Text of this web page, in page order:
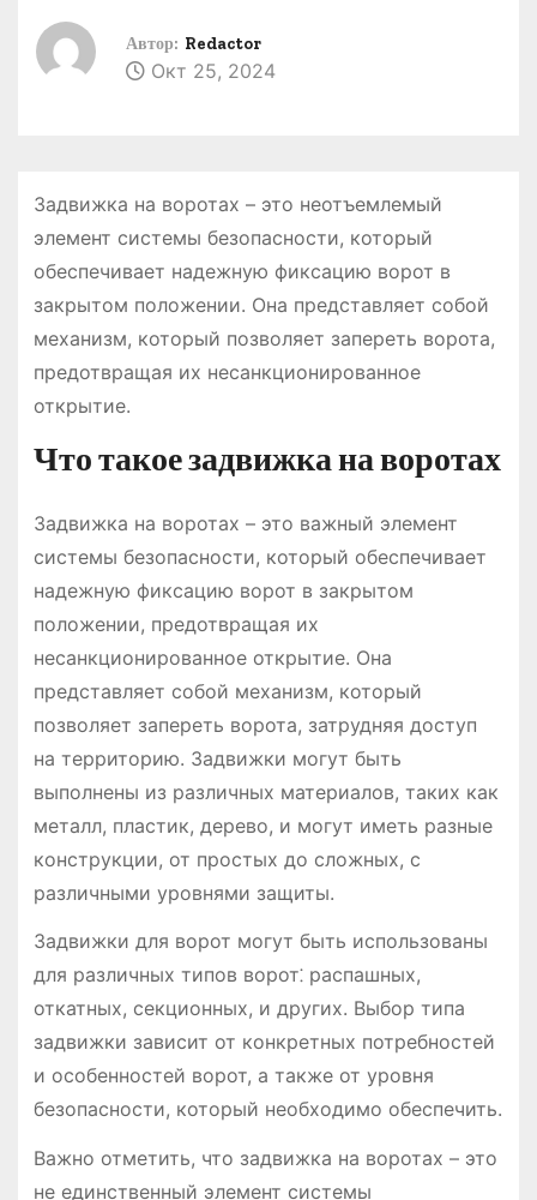
Автор: Redactor
Окт 25, 2024
Задвижка на воротах – это неотъемлемый
элемент системы безопасности, который
обеспечивает надежную фиксацию ворот в
закрытом положении. Она представляет собой
механизм, который позволяет запереть ворота,
предотвращая их несанкционированное
открытие.
Что такое задвижка на воротах
Задвижка на воротах – это важный элемент
системы безопасности, который обеспечивает
надежную фиксацию ворот в закрытом
положении, предотвращая их
несанкционированное открытие. Она
представляет собой механизм, который
позволяет запереть ворота, затрудняя доступ
на территорию. Задвижки могут быть
выполнены из различных материалов, таких как
металл, пластик, дерево, и могут иметь разные
конструкции, от простых до сложных, с
различными уровнями защиты.
Задвижки для ворот могут быть использованы
для различных типов ворот⁚ распашных,
откатных, секционных, и других. Выбор типа
задвижки зависит от конкретных потребностей
и особенностей ворот, а также от уровня
безопасности, который необходимо обеспечить.
Важно отметить, что задвижка на воротах – это
не единственный элемент системы